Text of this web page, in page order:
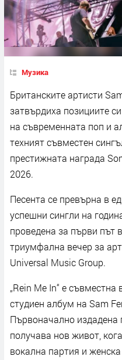
Музика
Британските артисти
затвърдиха позициите
на съвременната поп и
техният съвместен
престижната награда
2026.
Песента се превърна в
успешни сингли на
проведена за първи път
триумфална вечер за
Universal Music Group.
„Rein Me In“ е съвместна
студиен албум на Sam
Първоначално издадена
получава нов живот,
вокална партия и